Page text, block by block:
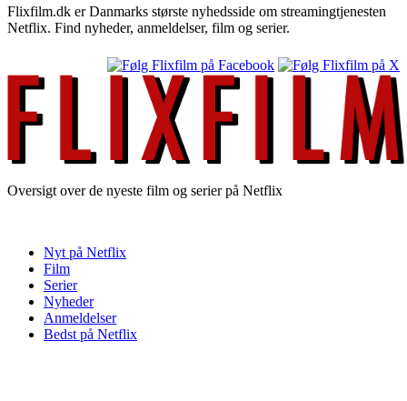
Flixfilm.dk er Danmarks største nyhedsside om streamingtjenesten
Netflix. Find nyheder, anmeldelser, film og serier.
Oversigt over de nyeste film og serier på Netflix
Nyt på Netflix
Film
Serier
Nyheder
Anmeldelser
Bedst på Netflix